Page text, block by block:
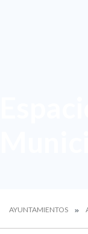
AYUNTAMIENTOS